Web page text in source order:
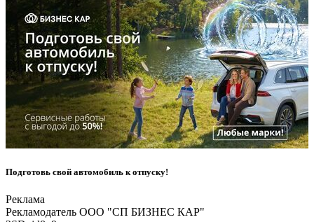
Подготовь свой автомобиль к отпуску!
Реклама
Рекламодатель ООО "СП БИЗНЕС КАР"